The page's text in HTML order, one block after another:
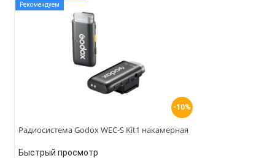
-10%
Рекомендуем
Радиосистема Godox WEC-S Kit1 накамерная
Быстрый просмотр